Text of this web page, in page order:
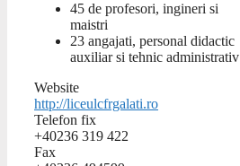
45 de profesori, ingineri si
maistri
23 angajati, personal didactic
auxiliar si tehnic administrativ
Website
http://liceulcfrgalati.ro
Telefon fix
+40236 319 422
Fax